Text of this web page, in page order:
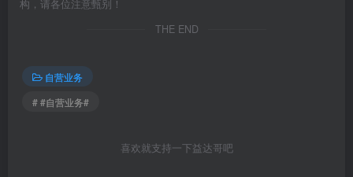
构，请各位注意甄别！
THE END
自营业务
# #自营业务#
喜欢就支持一下益达哥吧